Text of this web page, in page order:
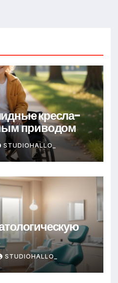
кресла-
приводом
STUDIOHALLO_
STUDIOHALLO_